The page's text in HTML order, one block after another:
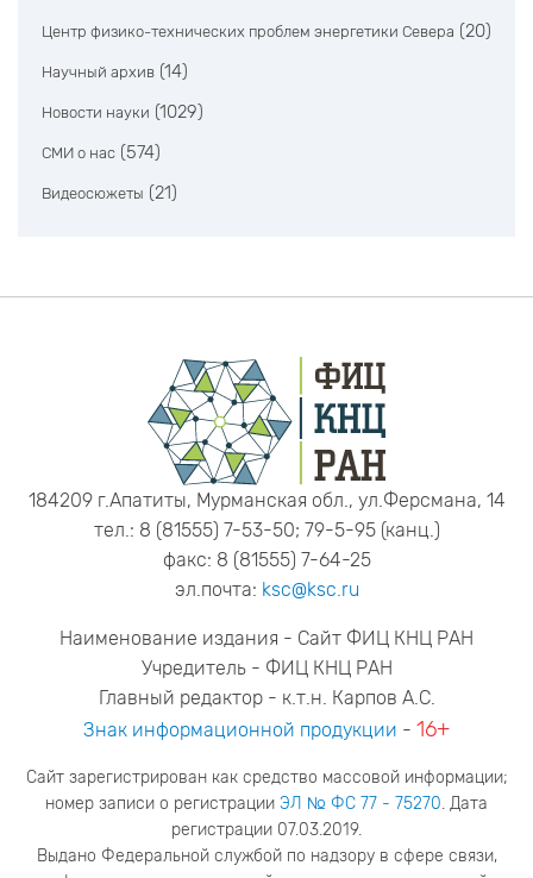
Центр физико-технических проблем энергетики Севера (20)
Научный архив (14)
Новости науки (1029)
СМИ о нас (574)
Видеосюжеты (21)
184209 г.Апатиты, Мурманская обл., ул.Ферсмана, 14
тел.: 8 (81555) 7-53-50; 79-5-95 (канц.)
факс: 8 (81555) 7-64-25
эл.почта: ksc@ksc.ru
Наименование издания - Сайт ФИЦ КНЦ РАН
Учредитель - ФИЦ КНЦ РАН
Главный редактор - к.т.н. Карпов А.С.
Знак информационной продукции - 16+
Сайт зарегистрирован как средство массовой информации;
номер записи о регистрации ЭЛ № ФС 77 - 75270. Дата
регистрации 07.03.2019.
Выдано Федеральной службой по надзору в сфере связи,